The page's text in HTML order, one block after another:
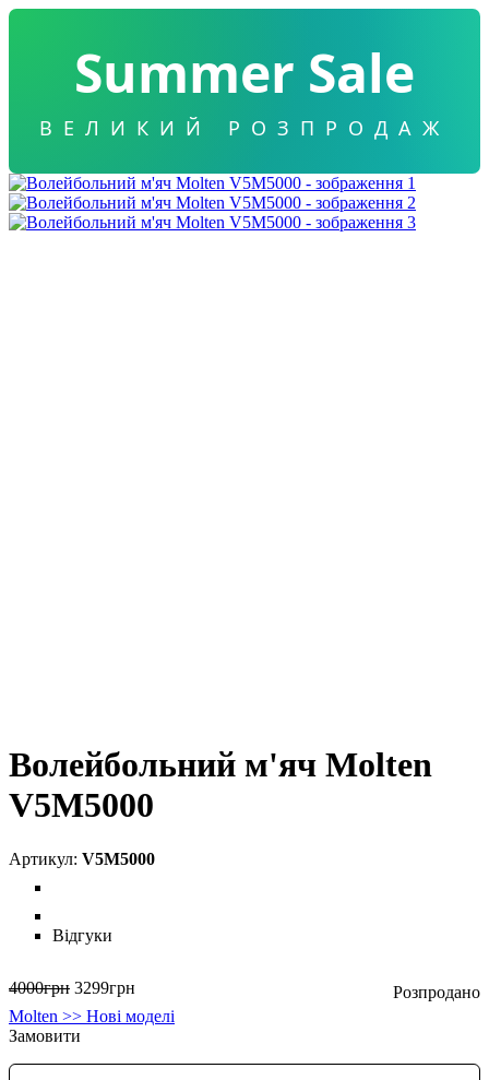
Summer Sale
ВЕЛИКИЙ РОЗПРОДАЖ
Волейбольний м'яч Molten
V5M5000
V5M5000
Відгуки
4000грн 3299грн
Molten >> Нові моделі
Замовити